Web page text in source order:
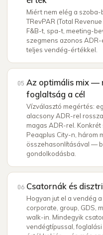
Miért nem elég a szoba-
TRevPAR (Total
F&B-t, spa-t, meeting-
szegmens azonos
teljes vendég-értékkel.
05 Az optimális mix —
foglaltság a cél
Vízválasztó megértés:
alacsony ADR-rel
magas ADR-rel.
Peaqplus City-n, három
összehasonlításával —
gondolkodásba.
06 Csatornák és
Hogyan jut el a vendég
corporate, group, GDS,
walk-in. Mindegyik
vendégtípussal,